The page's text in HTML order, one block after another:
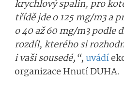
krychlový spalin, pro
třídě jde o 125 mg/m3 a
o 40 až 60 mg/m3 podle
rozdíl, kterého si
i vaši sousedé,“, uvádí
organizace Hnutí DUHA.